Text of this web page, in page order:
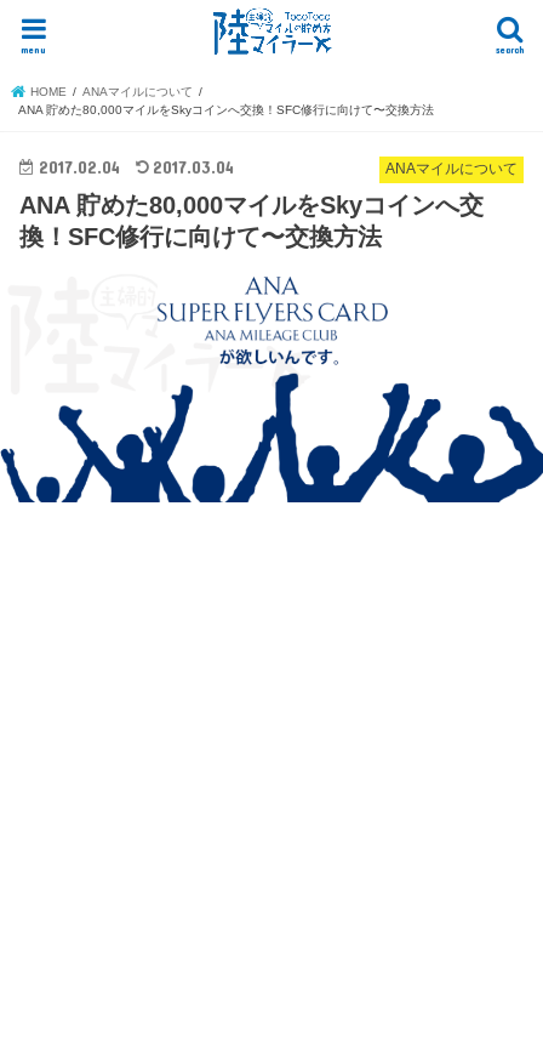
search
menu
HOME
ANAマイルについて
ANA 貯めた80,000マイルをSkyコインへ交換！SFC修行に向けて〜交換方法
ANAマイルについて
2017.02.04 2017.03.04
ANA 貯めた80,000マイルをSkyコインへ交
換！SFC修行に向けて〜交換方法